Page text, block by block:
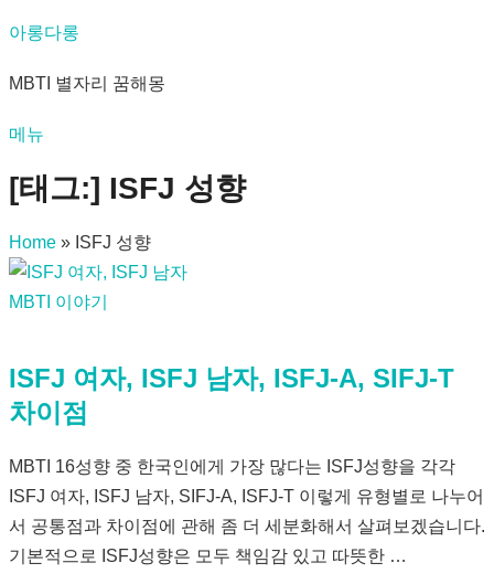
내
으
로
가
기
아롱다롱
MBTI 별자리 꿈해몽
메뉴
[태그:] ISFJ 성향
Home » ISFJ 성향
MBTI 이야기
ISFJ 여자, ISFJ 남자, ISFJ-A, SIFJ-T
차이점
MBTI 16성향 중 한국인에게 가장 많다는 ISFJ성향을 각각
ISFJ 여자, ISFJ 남자, SIFJ-A, ISFJ-T 이렇게 유형별로 나누어
서 공통점과 차이점에 관해 좀 더 세분화해서 살펴보겠습니다.
기본적으로 ISFJ성향은 모두 책임감 있고 따뜻한 …